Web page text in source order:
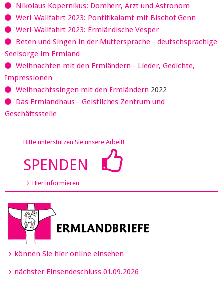
Nikolaus Kopernikus: Domherr, Arzt und Astronom
Werl-Wallfahrt 2023: Pontifikalamt mit Bischof Genn
Werl-Wallfahrt 2023: Ermländische Vesper
Beten und Singen in der Muttersprache - deutschsprachige
Seelsorge im Ermland
Weihnachten mit den Ermländern - Lieder, Gedichte,
Impressionen
Weihnachtssingen mit den Ermländern 2022
Das Ermlandhaus - Geistliches Zentrum und
Geschäftsstelle
Bitte unterstützen Sie unsere Arbeit!
SPENDEN
Hier informieren
können Sie hier online einsehen
nächster Einsendeschluss 01.09.2026